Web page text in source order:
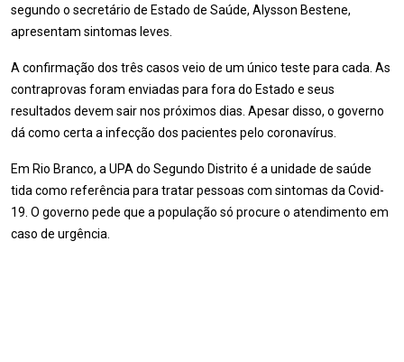
segundo o secretário de Estado de Saúde, Alysson Bestene,
apresentam sintomas leves.
A confirmação dos três casos veio de um único teste para cada. As
contraprovas foram enviadas para fora do Estado e seus
resultados devem sair nos próximos dias. Apesar disso, o governo
dá como certa a infecção dos pacientes pelo coronavírus.
Em Rio Branco, a UPA do Segundo Distrito é a unidade de saúde
tida como referência para tratar pessoas com sintomas da Covid-
19. O governo pede que a população só procure o atendimento em
caso de urgência.